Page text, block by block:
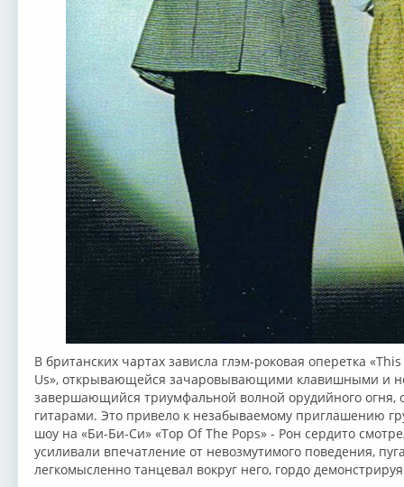
В британских чартах зависла глэм-роковая оперетка
Us», открывающейся зачаровывающими клавишными и
завершающийся триумфальной волной орудийного
гитарами. Это привело к незабываемому приглашению
шоу на «Би-Би-Си» «Top Of The Pops» - Рон сердито
усиливали впечатление от невозмутимого поведения,
легкомысленно танцевал вокруг него, гордо